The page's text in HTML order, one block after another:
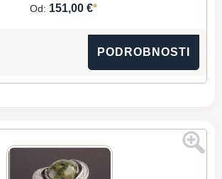
Od: 151,00 €*
PODROBNOSTI